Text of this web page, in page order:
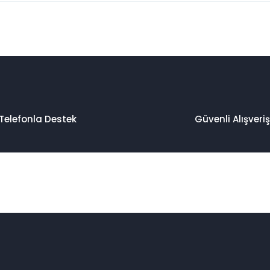
Telefonla Destek Güvenli Alışveriş